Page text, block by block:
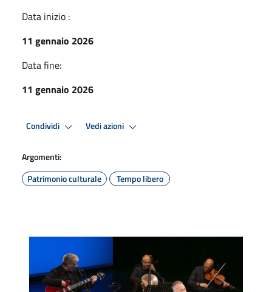
Data inizio :
11 gennaio 2026
Data fine:
11 gennaio 2026
Condividi Vedi azioni
Argomenti:
Patrimonio culturale
Tempo libero